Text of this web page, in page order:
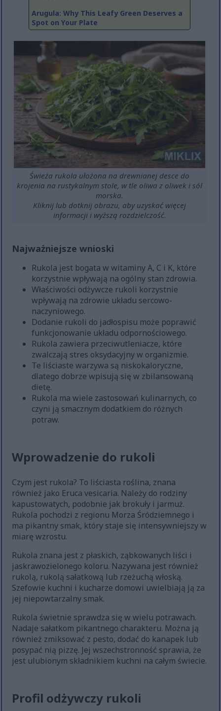
Arugula: Why This Leafy Green Deserves a
Spot on Your Plate
Świeża rukola ułożona na drewnianej desce do
krojenia na rustykalnym stole, w tle oliwa z oliwek i sól
morska.
Kliknij lub dotknij obrazu, aby uzyskać więcej
informacji i wyższą rozdzielczość.
Najważniejsze wnioski
Rukola jest bogata w witaminy A, C i K, które
korzystnie wpływają na ogólny stan zdrowia.
Właściwości odżywcze rukoli korzystnie
wpływają na zdrowie układu sercowo-
naczyniowego.
Dodanie rukoli do jadłospisu może poprawić
funkcjonowanie układu odpornościowego.
Rukola zawiera przeciwutleniacze, które
zwalczają stres oksydacyjny w organizmie.
Te liściaste warzywa są niskokaloryczne,
dlatego dobrze wpisują się w zbilansowaną
dietę.
Rukola ma wiele zastosowań kulinarnych, co
czyni ją smacznym dodatkiem do różnych
potraw.
Wprowadzenie do rukoli
Czym jest rukola? To liściasta roślina, znana
również jako Eruca vesicaria. Należy do rodziny
kapustowatych, podobnie jak brokuły i jarmuż.
Rukola pochodzi z regionu Morza Śródziemnego i
ma pikantny smak, który staje się intensywniejszy w
miarę wzrostu.
Rukola znana jest z płaskich, ząbkowanych liści i
jaskrawozielonego koloru. Nazywana jest również
rukolą, rukolą sałatkową lub rzeżuchą włoską.
Szefowie kuchni i kucharze domowi uwielbiają ją za
jej niepowtarzalny smak.
Rukola świetnie sprawdza się w wielu potrawach.
Nadaje sałatkom pikantnego charakteru. Można ją
również zmiksować z pesto, dodać do kanapek lub
posypać nią pizzę. Jej wszechstronność sprawia, że
jest ulubionym składnikiem kuchni na całym świecie.
Profil odżywczy rukoli